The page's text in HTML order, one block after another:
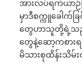
အားလပ်ရက်ယာဉ်
မှာဒီစက္ကူခေါက်
တွေဟာသူတို့ရဲ့သည်
တွေနဲ့ဆော့ကစားရ
မိသားစုထိန်းသိမ်